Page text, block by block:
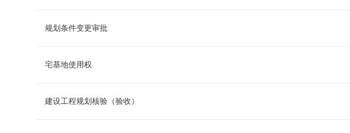
规划条件变更审批
宅基地使用权
建设工程规划核验（验收）